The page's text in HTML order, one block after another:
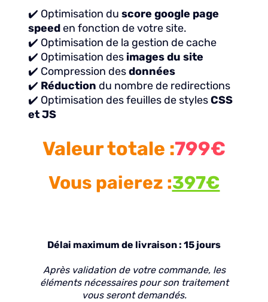
✔️ Optimisation du score google page
speeden fonction de votre site.
✔️ Optimisation de la gestion de cache
✔️ Optimisation des images du site
✔️ Compression desdonnées
✔️ Réduction du nombre de redirections
✔️ Optimisation des feuilles de stylesCSS
et JS
Valeur totale :799€
Vous paierez :397€
Délai maximum de livraison : 15 jours
Après validation de votre commande, les
éléments nécessaires pour son traitement
vous seront demandés.